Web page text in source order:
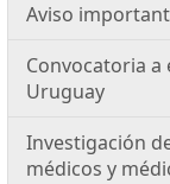
Aviso
Convocatoria a
Uruguay
Investigación
médicos y